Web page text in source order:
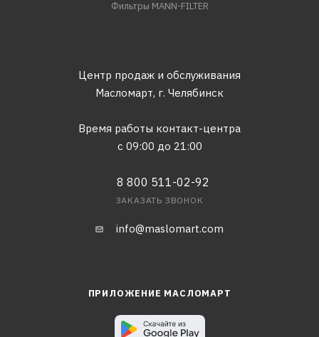
Фильтры MANN-FILTER
Центр продаж и обслуживания
Масломарт, г. Челябинск
Время работы контакт-центра
с 09:00 до 21:00
8 800 511-02-92
ЗАКАЗАТЬ ЗВОНОК
info@maslomart.com
ПРИЛОЖЕНИЕ МАСЛОМАРТ